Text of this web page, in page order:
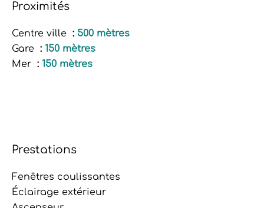
Proximités
Centre ville
500 mètres
Gare
150 mètres
Mer
150 mètres
Prestations
Fenêtres coulissantes
Éclairage extérieur